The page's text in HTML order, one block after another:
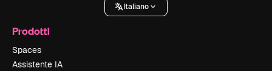
Italiano
Prodotti
Spaces
Assistente IA